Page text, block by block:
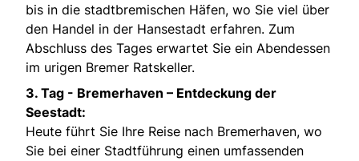
bis in die stadtbremischen Häfen, wo Sie viel über
den Handel in der Hansestadt erfahren. Zum
Abschluss des Tages erwartet Sie ein Abendessen
im urigen Bremer Ratskeller.
3. Tag - Bremerhaven – Entdeckung der
Seestadt:
Heute führt Sie Ihre Reise nach Bremerhaven, wo
Sie bei einer Stadtführung einen umfassenden